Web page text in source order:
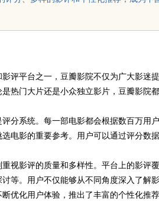
评平台之一，豆瓣影院不仅为广大影迷
热门大片还是小众独立影片，豆瓣影院
分系统。每一部电影都会根据数百万用
电影的重要参考。用户可以通过评分数
视影评的质量和多样性。平台上的影评
等。用户不仅能够从不同角度深入了解
优化用户体验，推出了丰富的个性化推
发体系全解析